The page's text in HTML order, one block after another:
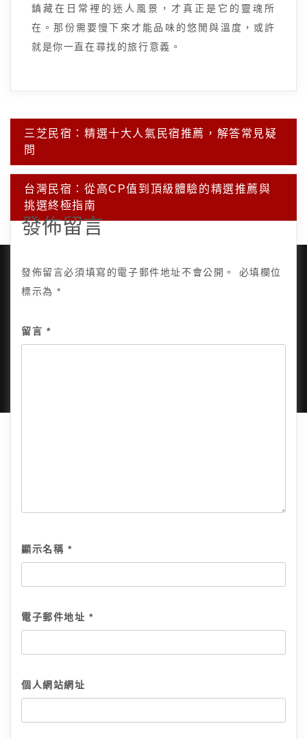
鎮藏在日常裡的迷人風景，才真正是它的靈魂所
在。那份需要慢下來才能品味的悠閒與溫度，或許
就是你一直在尋找的旅行意義。
文
章
導
覽
三芝民宿：精選十大人氣民宿推薦，解答常見疑
問
台灣民宿：從高CP值到頂級體驗的精選推薦與
挑選終極指南
發佈留言
發佈留言必須填寫的電子郵件地址不會公開。
必填欄位
標示為*
留言 *
顯示名稱 *
電子郵件地址*
個人網站網址